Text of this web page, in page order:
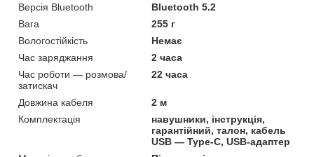
Версія Bluetooth
Bluetooth 5.2
Вага
255 г
Вологостійкість
Немає
Час заряджання
2 часа
Час роботи — розмова/
затискач
22 часа
Довжина кабеля
2 м
Комплектація
навушники, інструкція,
гарантійний, талон, кабель
USB — Type-C, USB-адаптер